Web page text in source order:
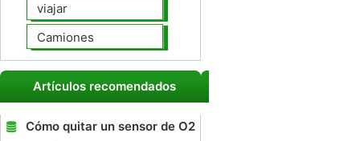
viajar
Camiones
Artículos recomendados
Cómo quitar un sensor de O2